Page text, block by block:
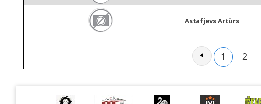
Astafjevs Artūrs
1 2